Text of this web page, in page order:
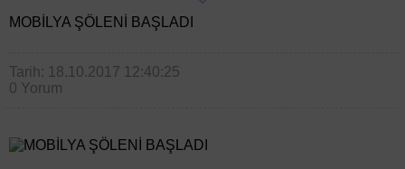
MOBİLYA ŞÖLENİ BAŞLADI
Tarih: 18.10.2017 12:40:25
0 Yorum